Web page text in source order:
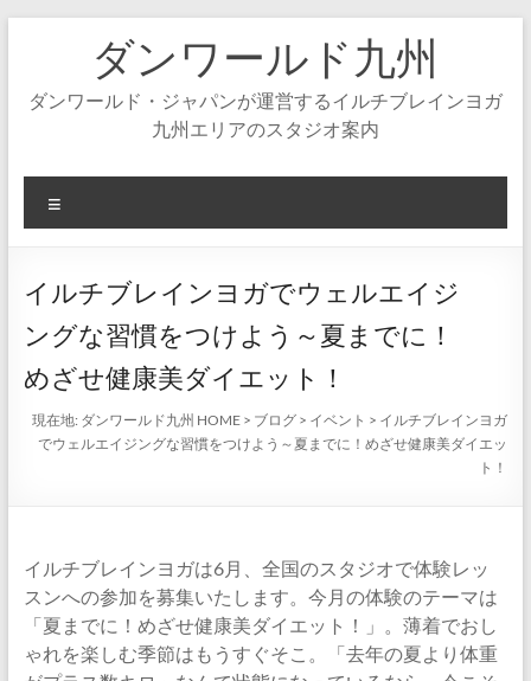
ダンワールド九州
ダンワールド・ジャパンが運営するイルチブレインヨガ
九州エリアのスタジオ案内
ニ
ー
イルチブレインヨガでウェルエイジ
ングな習慣をつけよう～夏までに！
めざせ健康美ダイエット！
現在地: ダンワールド九州 HOME > ブログ > イベント > イルチブレインヨガ
でウェルエイジングな習慣をつけよう～夏までに！めざせ健康美ダイエッ
ト！
イルチブレインヨガは6月、全国のスタジオで体験レッ
スンへの参加を募集いたします。今月の体験のテーマは
「夏までに！めざせ健康美ダイエット！」。薄着でおし
ゃれを楽しむ季節はもうすぐそこ。「去年の夏より体重